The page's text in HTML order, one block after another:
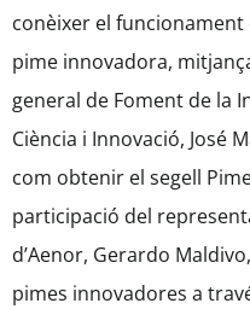
conèixer el funcionament
pime innovadora,
general de Foment de la
Ciència i Innovació, José
com obtenir el segell
participació del
d’Aenor, Gerardo
pimes innovadores a